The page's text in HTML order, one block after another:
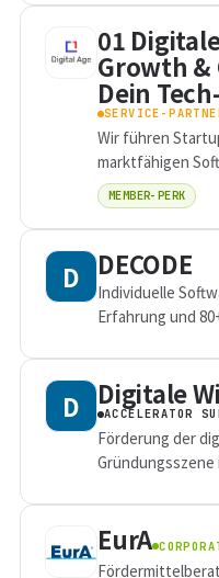
fest, wie
01
Growth &
Dein
SERVICE-
Wir führen
marktfähigen
Dabei
denn das eine
MEMBER-PERK
D DECODE
Individuelle
Erfahrung und
D Digitale
ACCELERATOR
Förderung der
Gründungsszene
EurA